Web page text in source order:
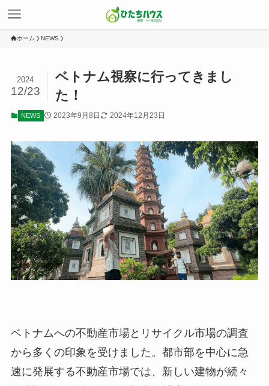
ホーム NEWS
ベトナム視察に行ってきまし
た！
2024
12/23
NEWS 2023年9月8日 2024年12月23日
ベトナムへの不動産市場とリサイクル市場の調査
から多くの印象を受けました。都市部を中心に急
速に発展する不動産市場では、新しい建物が続々